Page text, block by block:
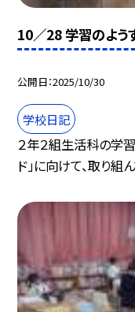
10／28 学習のようす
公開日 2025/10/30
学校日記
２年２組生活科の学
ド」に向けて、取り組